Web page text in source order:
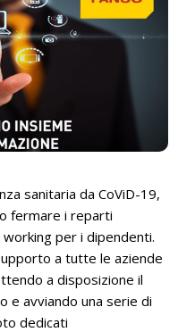
sanitaria da CoViD-19,
fermare i reparti
per i dipendenti.
a tutte le aziende
a disposizione il
e avviando una serie di
dedicati